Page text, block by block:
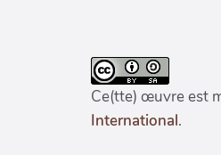
Ce(tte) œuvre est
International.